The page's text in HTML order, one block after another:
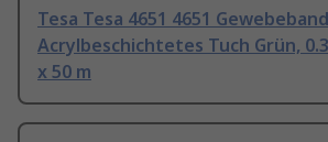
Tesa Tesa 4651 4651
Acrylbeschichtetes Tuch Grün,
x 50 m